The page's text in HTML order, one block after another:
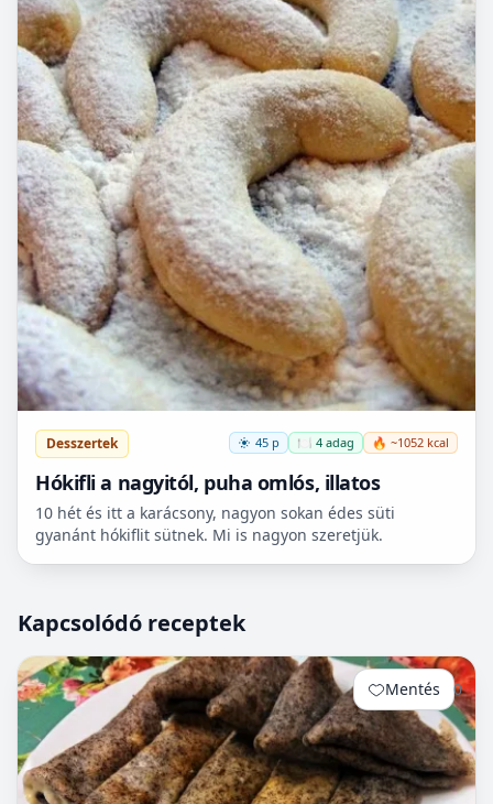
Desszertek 45 p 🍽️ 4 adag 🔥 ~1052 kcal
Hókifli a nagyitól, puha omlós, illatos
10 hét és itt a karácsony, nagyon sokan édes süti
gyanánt hókiflit sütnek. Mi is nagyon szeretjük.
Kapcsolódó receptek
Mentés 0